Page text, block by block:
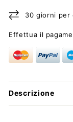
30 giorni
Effettua il
Descrizione